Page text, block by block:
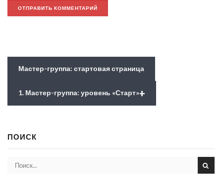
Мастер-группа: стартовая страница
+
1. Мастер-группа: уровень «Старт»
ПОИСК